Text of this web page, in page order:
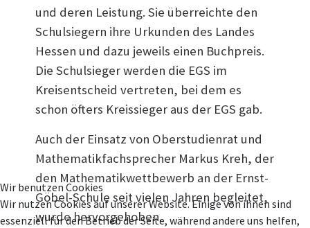
und deren Leistung. Sie überreichte den
Schulsiegern ihre Urkunden des Landes
Hessen und dazu jeweils einen Buchpreis.
Die Schulsieger werden die EGS im
Kreisentscheid vertreten, bei dem es
schon öfters Kreissieger aus der EGS gab.
Auch der Einsatz von Oberstudienrat und
Mathematikfachsprecher Markus Kreh, der
den Mathematikwettbewerb an der Ernst-
Göbel-Schule seit vielen Jahren begleitet,
wurde hervorgehoben.
Wir benutzen Cookies
Wir nutzen Cookies auf unserer Website. Einige von ihnen sind
essenziell für den Betrieb der Seite, während andere uns helfen,